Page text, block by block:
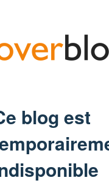
blog est